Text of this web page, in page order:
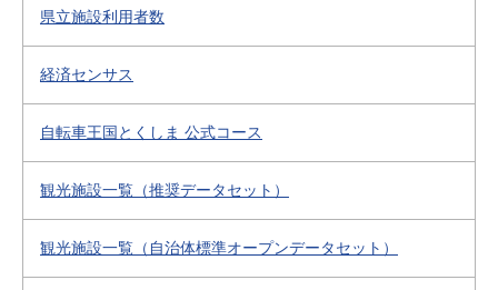
県立施設利用者数
経済センサス
自転車王国とくしま 公式コース
観光施設一覧（推奨データセット）
観光施設一覧（自治体標準オープンデータセット）